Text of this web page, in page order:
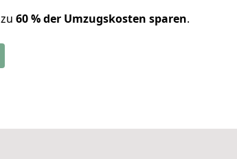
60 % der Umzugskosten sparen.